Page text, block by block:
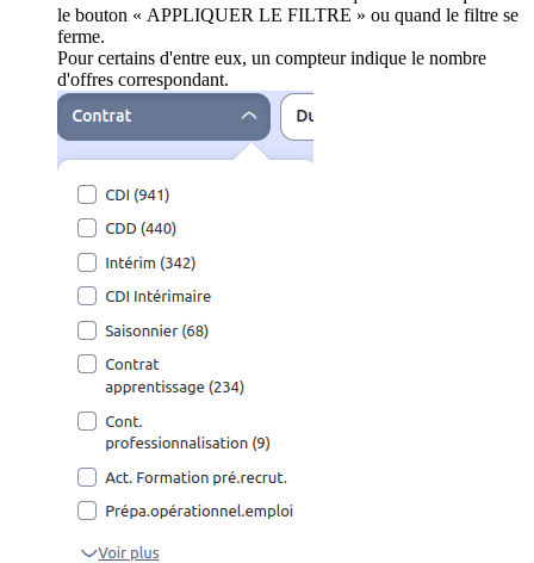
le bouton « APPLIQUER LE FILTRE » ou quand le filtre se
ferme.
Pour certains d'entre eux, un compteur indique le nombre
d'offres correspondant.